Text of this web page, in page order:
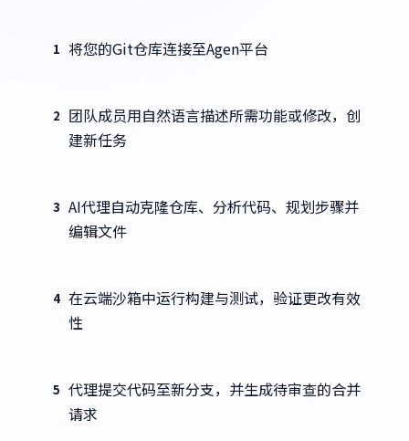
1 将您的Git仓库连接至Agen平台
2 团队成员用自然语言描述所需功能或修改，创
建新任务
3 AI代理自动克隆仓库、分析代码、规划步骤并
编辑文件
4 在云端沙箱中运行构建与测试，验证更改有效
性
5 代理提交代码至新分支，并生成待审查的合并
请求